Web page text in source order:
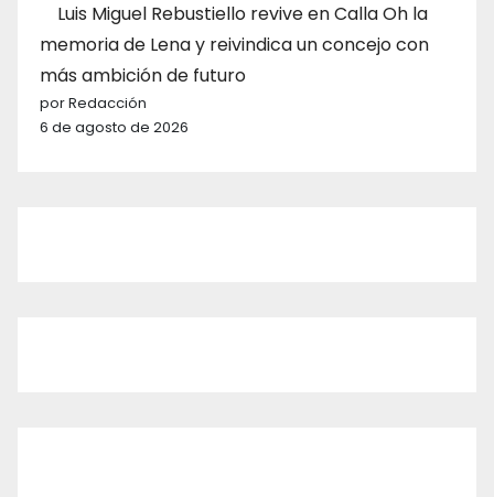
Luis Miguel Rebustiello revive en Calla Oh la
memoria de Lena y reivindica un concejo con
más ambición de futuro
por Redacción
6 de agosto de 2026